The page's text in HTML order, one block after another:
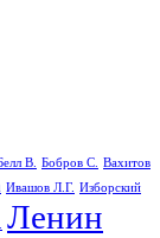
В. Бобров С. Вахитов
Ивашов Л.Г. Изборский
Ленин